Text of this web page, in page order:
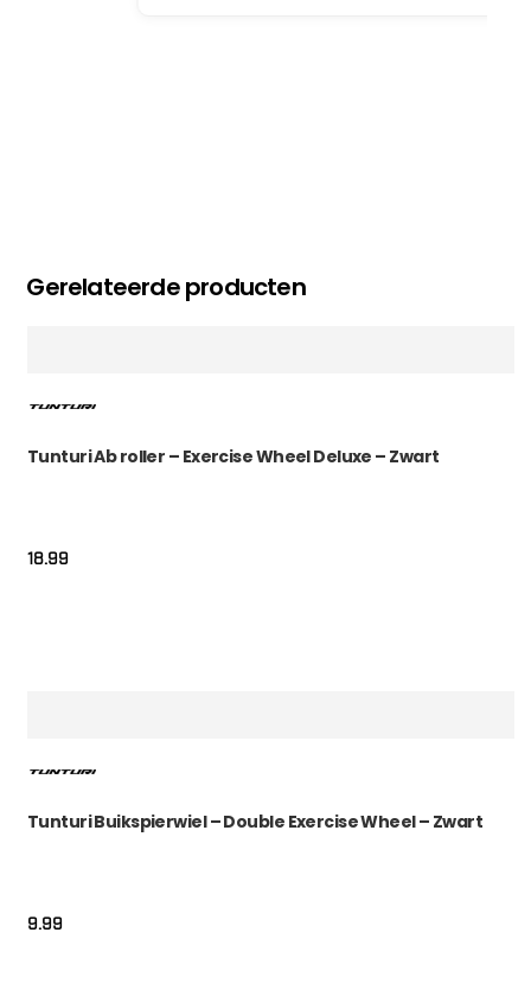
Gerelateerde producten
Tunturi Ab roller – Exercise Wheel Deluxe – Zwart
18.99
Tunturi Buikspierwiel – Double Exercise Wheel – Zwart
9.99